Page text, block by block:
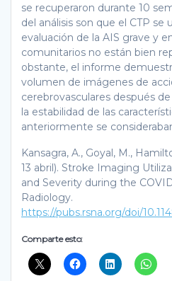
se recuperaron durante 10
del análisis son que el CTP se
evaluación de la AIS grave y
comunitarios no están bien
obstante, el informe
volumen de imágenes de
cerebrovasculares después
la estabilidad de las
anteriormente se
Kansagra, A., Goyal, M.,
13 abril). Stroke Imaging
and Severity during the
Radiology.
https://pubs.rsna.org/doi/
Comparte esto: